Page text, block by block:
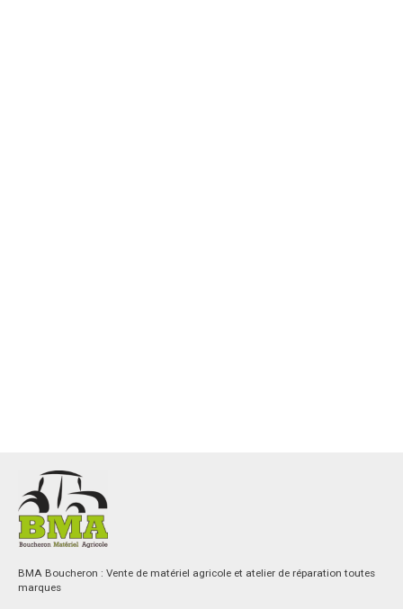
BMA Boucheron : Vente de matériel agricole et atelier de réparation toutes
marques